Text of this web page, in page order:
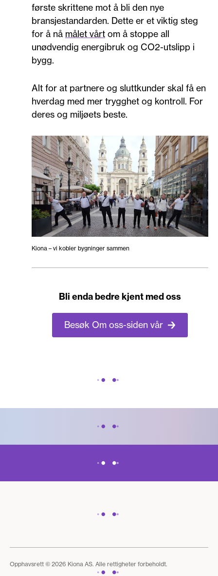
første skrittene mot å bli den nye
bransjestandarden. Dette er et viktig steg
for å nå målet vårt om å stoppe all
unødvendig energibruk og CO2-utslipp i
bygg.
Alt for at partnere og sluttkunder skal få en
hverdag med mer trygghet og kontroll. For
deres og miljøets beste.
Kiona – vi kobler bygninger sammen
Bli enda bedre kjent med oss
Besøk Om oss-siden vår
Opphavsrett © 2026 Kiona AS. Alle rettigheter forbeholdt.